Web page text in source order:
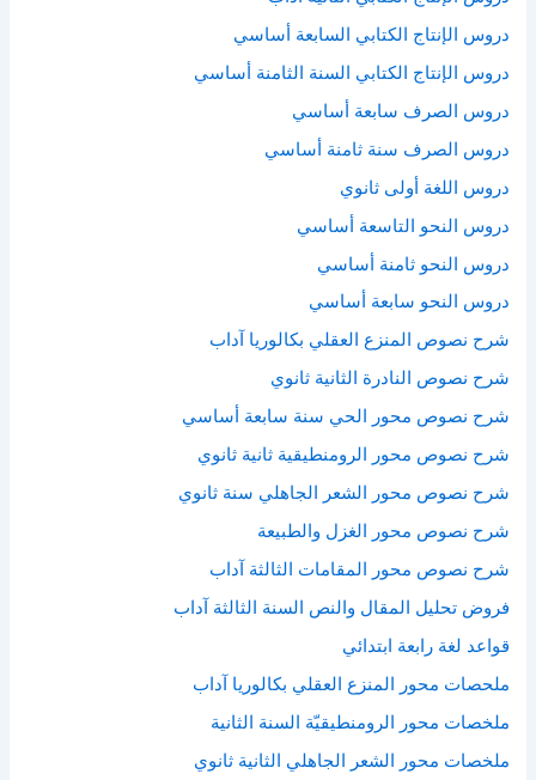
دروس الإنتاج الكتابي السابعة أساسي
دروس الإنتاج الكتابي السنة الثامنة أساسي
دروس الصرف سابعة أساسي
دروس الصرف سنة ثامنة أساسي
دروس اللغة أولى ثانوي
دروس النحو التاسعة أساسي
دروس النحو ثامنة أساسي
دروس النحو سابعة أساسي
شرح نصوص المنزع العقلي بكالوريا آداب
شرح نصوص النادرة الثانية ثانوي
شرح نصوص محور الحي سنة سابعة أساسي
شرح نصوص محور الرومنطيقية ثانية ثانوي
شرح نصوص محور الشعر الجاهلي سنة ثانوي
شرح نصوص محور الغزل والطبيعة
شرح نصوص محور المقامات الثالثة آداب
فروض تحليل المقال والنص السنة الثالثة آداب
قواعد لغة رابعة ابتدائي
ملحصات محور المنزع العقلي بكالوريا آداب
ملخصات محور الرومنطيقيّة السنة الثانية
ملخصات محور الشعر الجاهلي الثانية ثانوي